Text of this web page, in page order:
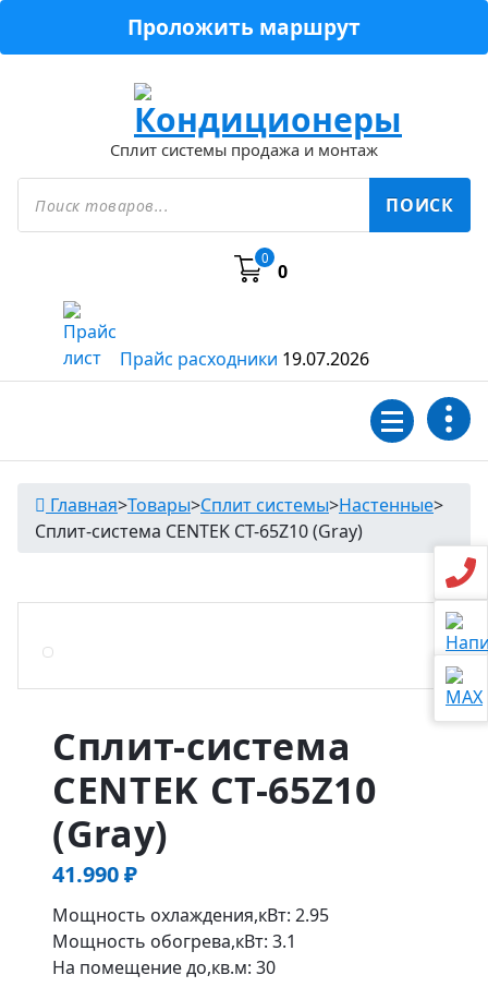
Проложить маршрут
Сплит системы продажа и монтаж
Поиск
товаров ПОИСК
0
0
Прайс расходники 19.07.2026
Главная>Товары>Сплит системы>Настенные>
Сплит-система CENTEK CT-65Z10 (Gray)
Сплит-система
CENTEK CT-65Z10
(Gray)
41.990₽
Мощность охлаждения,кВт: 2.95
Мощность обогрева,кВт: 3.1
На помещение до,кв.м: 30